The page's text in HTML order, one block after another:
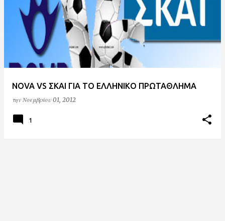
NOVA VS ΣΚΑΙ ΓΙΑ ΤΟ ΕΛΛΗΝΙΚΟ ΠΡΩΤΑΘΛΗΜΑ
την Νοεμβρίου 01, 2012
1